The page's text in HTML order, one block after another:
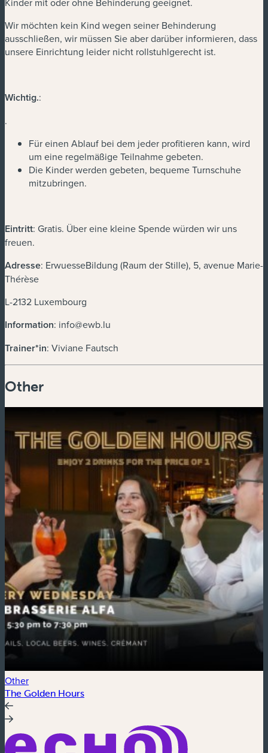
Wir möchten kein Kind wegen seiner Behinderung
ausschließen, wir müssen Sie aber darüber informieren, dass
unsere Einrichtung leider nicht rollstuhlgerecht ist.
Wichtig.:
.
Für einen Ablauf bei dem jeder profitieren kann, wird
um eine regelmäßige Teilnahme gebeten.
Die Kinder werden gebeten, bequeme Turnschuhe
mitzubringen.
Eintritt: Gratis. Über eine kleine Spende würden wir uns
freuen.
Adresse: ErwuesseBildung (Raum der Stille), 5, avenue Marie-
Thérèse
L-2132 Luxembourg
Information: info@ewb.lu
Trainer*in: Viviane Fautsch
Other
Other
The Golden Hours